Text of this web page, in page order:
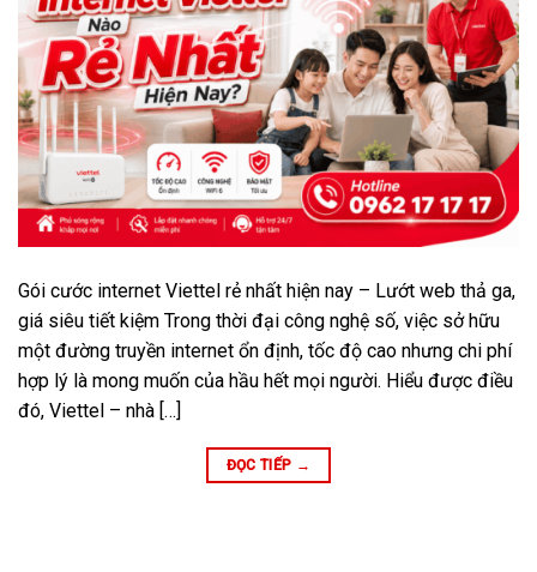
Gói cước internet Viettel rẻ nhất hiện nay – Lướt web thả ga,
giá siêu tiết kiệm Trong thời đại công nghệ số, việc sở hữu
một đường truyền internet ổn định, tốc độ cao nhưng chi phí
hợp lý là mong muốn của hầu hết mọi người. Hiểu được điều
đó, Viettel – nhà […]
ĐỌC TIẾP →